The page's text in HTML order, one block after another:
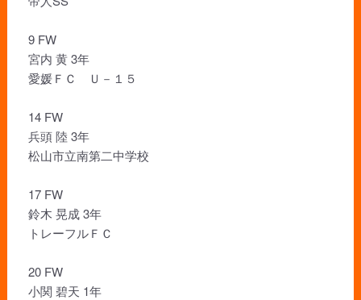
9 FW
宮内 黄 3年
愛媛ＦＣ Ｕ－１５
14 FW
兵頭 陸 3年
松山市立南第二中学校
17 FW
鈴木 晃成 3年
トレーフルＦＣ
20 FW
小関 碧天 1年